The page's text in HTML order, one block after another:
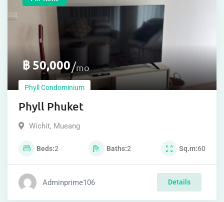
฿50,000 mo
Phyll Condominium
Phyll Phuket
Wichit, Mueang
Beds 2 Baths 2 Sq.m 60
Adminprime106 Details